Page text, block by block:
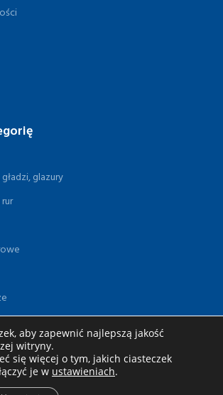
glazury
aby zapewnić najlepszą jakość
witryny.
się więcej o tym, jakich ciasteczek
je w ustawieniach.